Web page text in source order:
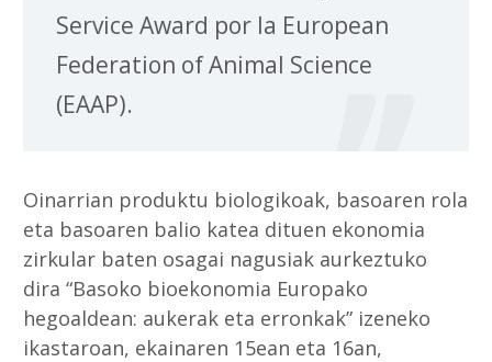
Service Award por la European
Federation of Animal Science
(EAAP).
Oinarrian produktu biologikoak, basoaren rola
eta basoaren balio katea dituen ekonomia
zirkular baten osagai nagusiak aurkeztuko
dira “Basoko bioekonomia Europako
hegoaldean: aukerak eta erronkak” izeneko
ikastaroan, ekainaren 15ean eta 16an,